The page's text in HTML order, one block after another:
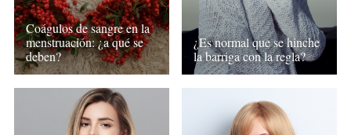
Coágulos de sangre en la
menstruación: ¿a qué se
deben?
¿Es normal que se hinche
la barriga con la regla?